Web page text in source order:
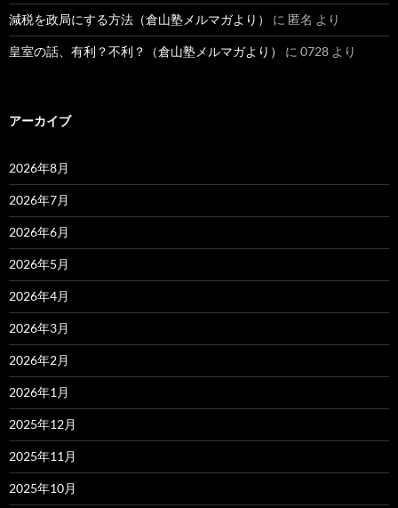
減税を政局にする方法（倉山塾メルマガより） に 匿名 より
皇室の話、有利？不利？（倉山塾メルマガより） に 0728 より
アーカイブ
2026年8月
2026年7月
2026年6月
2026年5月
2026年4月
2026年3月
2026年2月
2026年1月
2025年12月
2025年11月
2025年10月